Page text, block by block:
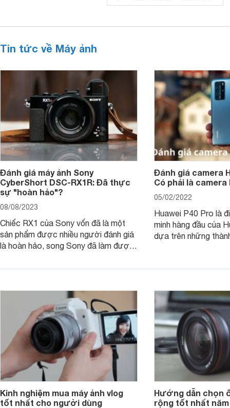
Tin tức về Máy ảnh
Đánh giá máy ảnh Sony
CyberShort DSC-RX1R: Đã thực
sự "hoàn hảo"?
08/08/2023
Chiếc RX1 của Sony vốn đã là một
sản phẩm được nhiều người đánh giá
là hoàn hảo, song Sony đã làm được
xử lý ảnh JPEG.
Đánh giá camera
Có phải là
05/02/2022
Huawei P40 Pro là
minh hàng đầu của
dựa trên những
Pro đem đến những
Kinh nghiệm mua máy ảnh vlog
tốt nhất cho người dùng
Hướng dẫn chọn
rộng tốt nhất năm